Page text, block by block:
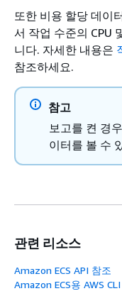
또한 비용 할당 데이
서 작업 수준의 CPU
니다. 자세한 내용은
참조하세요.
참고
보고를 켠 경
이터를 볼 수
관련 리소스
Amazon ECS API 참조
Amazon ECS용 AWS